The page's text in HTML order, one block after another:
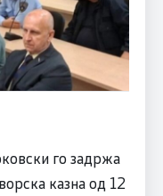
го задржа
казна од 12